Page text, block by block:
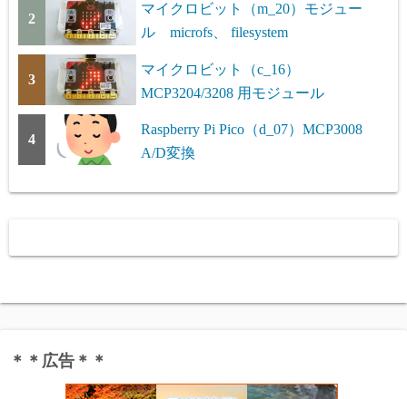
2
マイクロビット（m_20）モジュー
ル microfs、 filesystem
3
マイクロビット（c_16）
MCP3204/3208 用モジュール
4
Raspberry Pi Pico（d_07）MCP3008
A/D変換
＊＊広告＊＊